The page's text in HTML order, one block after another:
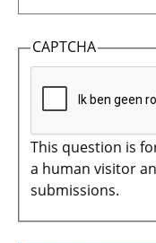
CAPTCHA
This question is
a human visitor
submissions.